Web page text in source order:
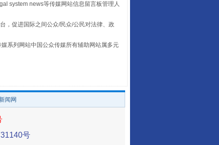
system news等传媒网站信息留言板管理人
，促进国际之间公众/民众/公民对法律、政
系列网站中国公众传媒所有辅助网站属多元
闻网
号